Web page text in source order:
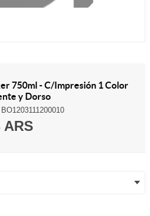
750ml - C/Impresión 1 Color
y Dorso
BO1203111200010
ARS